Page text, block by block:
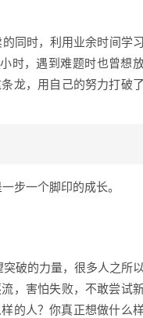
同时，利用业余时间学习
时，遇到难题时也曾想
龙，用自己的努力打破了
步一个脚印的成长。
破的力量，很多人之所以
，害怕失败，不敢尝试
的人？你真正想做什么